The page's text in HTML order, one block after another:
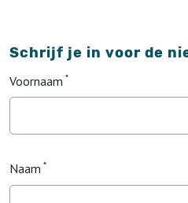
Schrijf je in voor de
Voornaam
Naam